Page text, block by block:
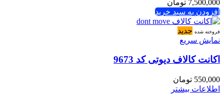
7,500,000 تومان
افزودن به سبد خرید
فروخته شده جدید
نمایش سریع
اکانت کالاف دیوتی کد 9673
550,000 تومان
اطلاعات بیشتر